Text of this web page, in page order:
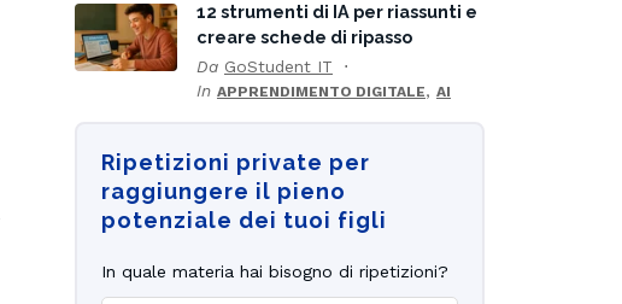
12 strumenti di IA per riassunti e
creare schede di ripasso
Da GoStudent IT
In APPRENDIMENTO DIGITALE, AI
Ripetizioni private per
raggiungere il pieno
potenziale dei tuoi figli
In quale materia hai bisogno di ripetizioni?